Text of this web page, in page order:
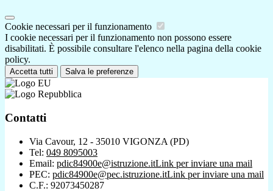
Cookie necessari per il funzionamento
I cookie necessari per il funzionamento non possono essere
disabilitati. È possibile consultare l'elenco nella pagina della cookie
policy.
Accetta tutti Salva le preferenze
Contatti
Via Cavour, 12 - 35010 VIGONZA (PD)
Tel: 049 8095003
Email: pdic84900e@istruzione.itLink per inviare una mail
PEC: pdic84900e@pec.istruzione.itLink per inviare una mail
C.F.: 92073450287